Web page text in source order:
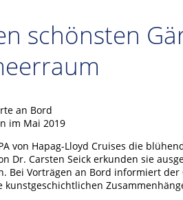
schönsten
an Bord
im Mai 2019
von Hapag-Lloyd Cruises die
Dr. Carsten Seick erkunden sie
Bei Vorträgen an Bord informiert der